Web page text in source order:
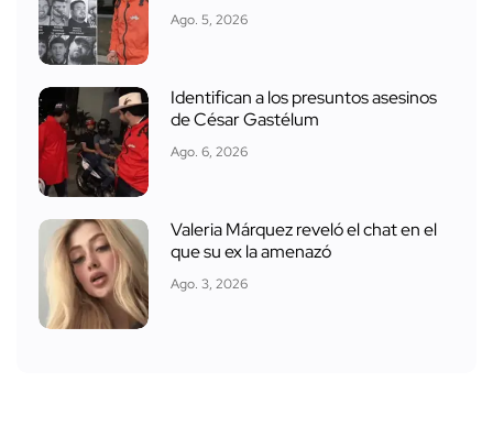
Ago. 5, 2026
Identifican a los presuntos asesinos
de César Gastélum
Ago. 6, 2026
Valeria Márquez reveló el chat en el
que su ex la amenazó
Ago. 3, 2026